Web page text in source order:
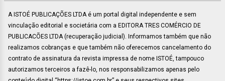
A ISTOÉ PUBLICAÇÕES LTDA é um portal digital independente e sem
vinculação editorial e societária com a EDITORA TRES COMÉRCIO DE
PUBLICACÕES LTDA (recuperação judicial). Informamos também que não
realizamos cobranças e que também não oferecemos cancelamento do
contrato de assinatura da revista impressa de nome ISTOÉ, tampouco
autorizamos terceiros a fazê-lo, nos responsabilizamos apenas pelo